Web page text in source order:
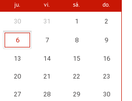
ju. vi. sá. do.
30 31 1 2
6 7 8 9
13 14 15 16
20 21 22 23
27 28 29 30